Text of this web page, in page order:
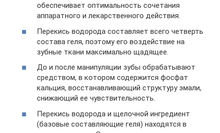
обеспечивает оптимальность сочетания
аппаратного и лекарственного действия.
Перекись водорода составляет всего четверть
состава геля, поэтому его воздействие на
зубные ткани максимально щадящее.
До и после манипуляции зубы обрабатывают
средством, в котором содержится фосфат
кальция, восстанавливающий структуру эмали,
снижающий ее чувствительность.
Перекись водорода и щелочной ингредиент
(базовые составляющие геля) находятся в